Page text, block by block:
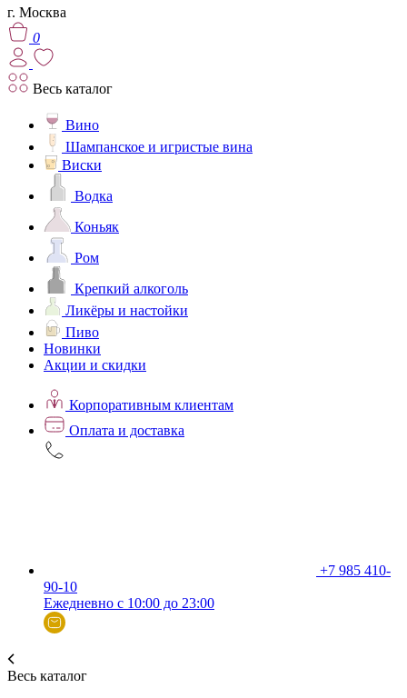
г. Москва
0
Весь каталог
Вино
Шампанское и игристые вина
Виски
Водка
Коньяк
Ром
Крепкий алкоголь
Ликёры и настойки
Пиво
Новинки
Акции и скидки
Корпоративным клиентам
Оплата и доставка
+7 985 410-
90-10
Ежедневно с 10:00 до 23:00
Весь каталог